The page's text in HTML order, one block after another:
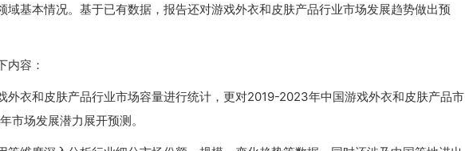
域基本情况。基于已有数据，报告还对游戏外衣和皮肤产品行业市场发展趋势做出预
内容：
外衣和皮肤产品行业市场容量进行统计，更对2019-2023年中国游戏外衣和皮肤产品市
场发展潜力展开预测。